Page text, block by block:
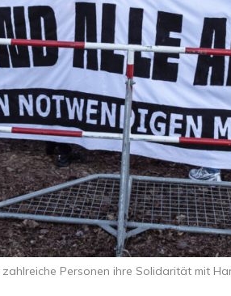
Personen ihre Solidarität mit